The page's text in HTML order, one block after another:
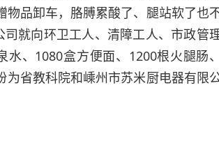
品卸车，胳膊累酸了、腿站软了也
就向环卫工人、清障工人、市政管
、1080盒方便面、1200根火腿肠、
省教科院和嵊州市苏米厨电器有限